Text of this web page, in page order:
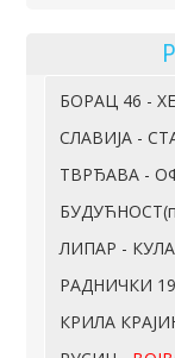
БОРАЦ 46 -
СЛАВИЈА -
ТВРЂАВА -
ЛИПАР - КУЛА
РАДНИЧКИ
КРИЛА